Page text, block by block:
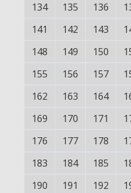
134
135 136
141
142 143
148
149 150
155
156 157
162
163 164
169
170 171
176
177 178
183
184 185
190
191 192